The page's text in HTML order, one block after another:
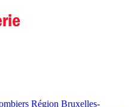
Région Bruxelles-